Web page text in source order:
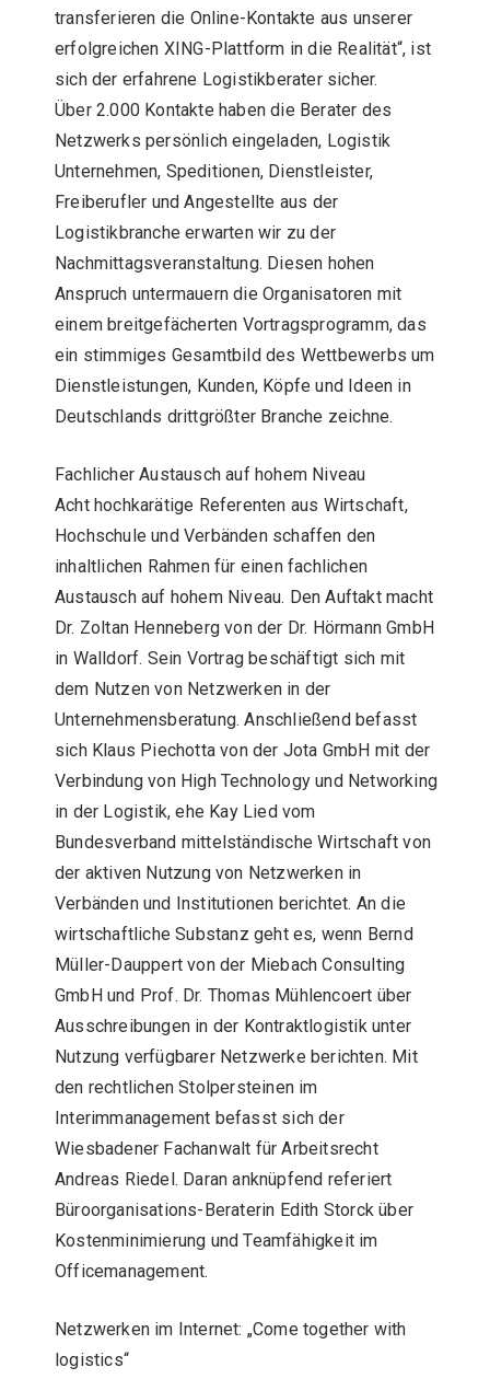
transferieren die Online-Kontakte aus unserer
erfolgreichen XING-Plattform in die Realität“, ist
sich der erfahrene Logistikberater sicher.
Über 2.000 Kontakte haben die Berater des
Netzwerks persönlich eingeladen, Logistik
Unternehmen, Speditionen, Dienstleister,
Freiberufler und Angestellte aus der
Logistikbranche erwarten wir zu der
Nachmittagsveranstaltung. Diesen hohen
Anspruch untermauern die Organisatoren mit
einem breitgefächerten Vortragsprogramm, das
ein stimmiges Gesamtbild des Wettbewerbs um
Dienstleistungen, Kunden, Köpfe und Ideen in
Deutschlands drittgrößter Branche zeichne.
Fachlicher Austausch auf hohem Niveau
Acht hochkarätige Referenten aus Wirtschaft,
Hochschule und Verbänden schaffen den
inhaltlichen Rahmen für einen fachlichen
Austausch auf hohem Niveau. Den Auftakt macht
Dr. Zoltan Henneberg von der Dr. Hörmann GmbH
in Walldorf. Sein Vortrag beschäftigt sich mit
dem Nutzen von Netzwerken in der
Unternehmensberatung. Anschließend befasst
sich Klaus Piechotta von der Jota GmbH mit der
Verbindung von High Technology und Networking
in der Logistik, ehe Kay Lied vom
Bundesverband mittelständische Wirtschaft von
der aktiven Nutzung von Netzwerken in
Verbänden und Institutionen berichtet. An die
wirtschaftliche Substanz geht es, wenn Bernd
Müller-Dauppert von der Miebach Consulting
GmbH und Prof. Dr. Thomas Mühlencoert über
Ausschreibungen in der Kontraktlogistik unter
Nutzung verfügbarer Netzwerke berichten. Mit
den rechtlichen Stolpersteinen im
Interimmanagement befasst sich der
Wiesbadener Fachanwalt für Arbeitsrecht
Andreas Riedel. Daran anknüpfend referiert
Büroorganisations-Beraterin Edith Storck über
Kostenminimierung und Teamfähigkeit im
Officemanagement.
Netzwerken im Internet: „Come together with
logistics“